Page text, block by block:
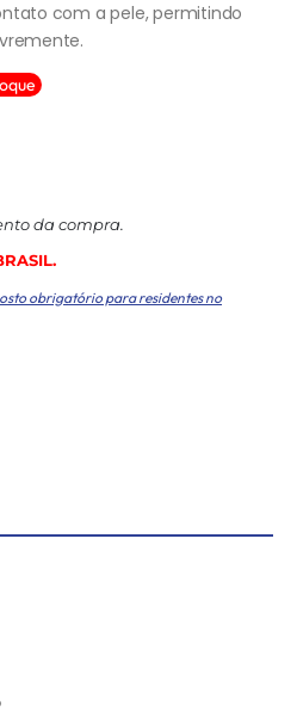
com a pele, permitindo
da compra.
obrigatório para residentes no